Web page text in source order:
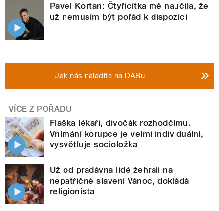
Pavel Kortan: Čtyřicítka mě naučila, že
už nemusím být pořád k dispozici
Jak nás naladíte na DABu
VÍCE Z POŘADU
Flaška lékaři, divočák rozhodčímu.
Vnímání korupce je velmi individuální,
vysvětluje socioložka
Už od pradávna lidé žehrali na
nepatřičné slavení Vánoc, dokládá
religionista